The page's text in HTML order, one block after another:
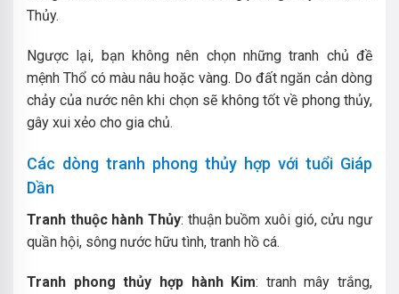
Thủy.
Ngược lại, bạn không nên chọn những tranh chủ đề
mệnh Thổ có màu nâu hoặc vàng. Do đất ngăn cản dòng
chảy của nước nên khi chọn sẽ không tốt về phong thủy,
gây xui xẻo cho gia chủ.
Các dòng tranh phong thủy hợp với tuổi Giáp
Dần
Tranh thuộc hành Thủy: thuận buồm xuôi gió, cửu ngư
quần hội, sông nước hữu tình, tranh hồ cá.
Tranh phong thủy hợp hành Kim: tranh mây trắng,